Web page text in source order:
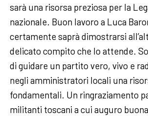
sarà una risorsa preziosa per la
nazionale. Buon lavoro a Luca
certamente saprà dimostrarsi
delicato compito che lo attende.
di guidare un partito vero, vivo e
negli amministratori locali una
fondamentali. Un ringraziamento
militanti toscani a cui auguro